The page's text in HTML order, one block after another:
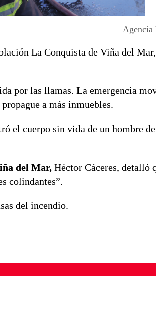
Agencia
La Conquista de Viña del
por las llamas. La emergencia
a más inmuebles.
el cuerpo sin vida de un hombre
del Mar, Héctor Cáceres, detalló
colindantes”.
del incendio.